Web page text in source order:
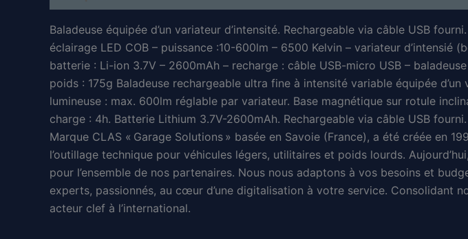
Baladeuse équipée d’un variateur d’intensité. Rechargeable via câble USB
éclairage LED COB – puissance :10-600lm – 6500 Kelvin – variateur
batterie : Li-ion 3.7V – 2600mAh – recharge : câble USB-micro USB –
poids : 175g Baladeuse rechargeable ultra fine à intensité variable équipée
lumineuse : max. 600lm réglable par variateur. Base magnétique sur rotule
charge : 4h. Batterie Lithium 3.7V-2600mAh. Rechargeable via câble USB
Marque CLAS « Garage Solutions » basée en Savoie (France), a été créée en
l’outillage technique pour véhicules légers, utilitaires et poids lourds.
pour l’ensemble de nos partenaires. Nous nous adaptons à vos besoins et
experts, passionnés, au cœur d’une digitalisation à votre service. Consolidant
acteur clef à l’international.